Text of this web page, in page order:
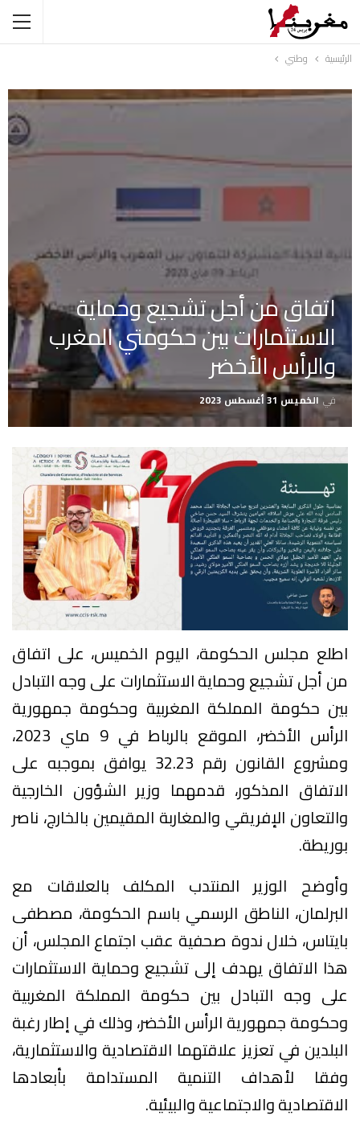
الرئيسية وطني
اتفاق من أجل تشجيع وحماية
الاستثمارات بين حكومتي المغرب
والرأس الأخضر
فيالخميس 31 أغسطس 2023
اطلع مجلس الحكومة، اليوم الخميس، على اتفاق
من أجل تشجيع وحماية الاستثمارات على وجه التبادل
بين حكومة المملكة المغربية وحكومة جمهورية
الرأس الأخضر، الموقع بالرباط في 9 ماي 2023،
ومشروع القانون رقم 32.23 يوافق بموجبه على
الاتفاق المذكور، قدمهما وزير الشؤون الخارجية
والتعاون الإفريقي والمغاربة المقيمين بالخارج، ناصر
بوريطة.
وأوضح الوزير المنتدب المكلف بالعلاقات مع
البرلمان، الناطق الرسمي باسم الحكومة، مصطفى
بايتاس، خلال ندوة صحفية عقب اجتماع المجلس، أن
هذا الاتفاق يهدف إلى تشجيع وحماية الاستثمارات
على وجه التبادل بين حكومة المملكة المغربية
وحكومة جمهورية الرأس الأخضر، وذلك في إطار رغبة
البلدين في تعزيز علاقتهما الاقتصادية والاستثمارية،
وفقا لأهداف التنمية المستدامة بأبعادها
الاقتصادية والاجتماعية والبيئية.